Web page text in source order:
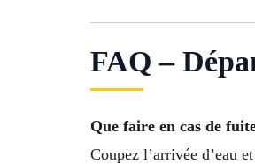
FAQ –
Que faire en cas de
Coupez l’arrivée d’eau